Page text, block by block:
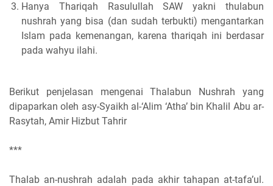
Hanya Thariqah Rasulullah SAW yakni thulabun
nushrah yang bisa (dan sudah terbukti) mengantarkan
Islam pada kemenangan, karena thariqah ini berdasar
pada wahyu ilahi.
Berikut penjelasan mengenai Thalabun Nushrah yang
dipaparkan oleh asy-Syaikh al-‘Alim ‘Atha’ bin Khalil Abu ar-
Rasytah, Amir Hizbut Tahrir
***
Thalab an-nushrah adalah pada akhir tahapan at-tafa’ul.